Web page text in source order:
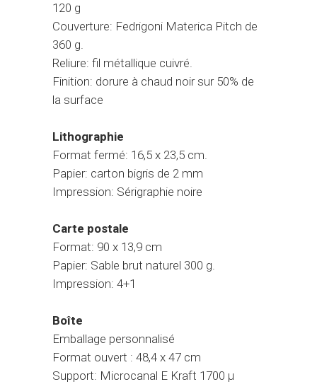
120 g
Couverture: Fedrigoni Materica Pitch de
360 g.
Reliure: fil métallique cuivré.
Finition: dorure à chaud noir sur 50% de
la surface
Lithographie
Format fermé: 16,5 x 23,5 cm.
Papier: carton bigris de 2 mm
Impression: Sérigraphie noire
Carte postale
Format: 90 x 13,9 cm
Papier: Sable brut naturel 300 g.
Impression: 4+1
Boîte
Emballage personnalisé
Format ouvert : 48,4 x 47 cm
Support: Microcanal E Kraft 1700 µ